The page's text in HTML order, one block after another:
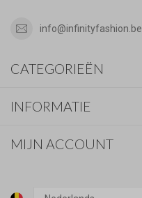
info@infinityfashion.be
CATEGORIEËN
INFORMATIE
MIJN ACCOUNT